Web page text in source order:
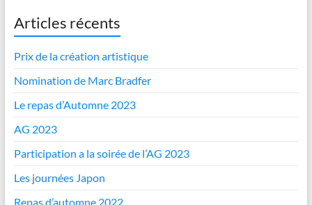
Articles récents
Prix de la création artistique
Nomination de Marc Bradfer
Le repas d’Automne 2023
AG 2023
Participation a la soirée de l’AG 2023
Les journées Japon
Repas d’automne 2022